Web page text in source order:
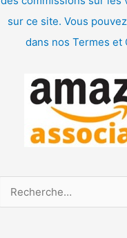
sur ce site. Vous
dans nos Termes et